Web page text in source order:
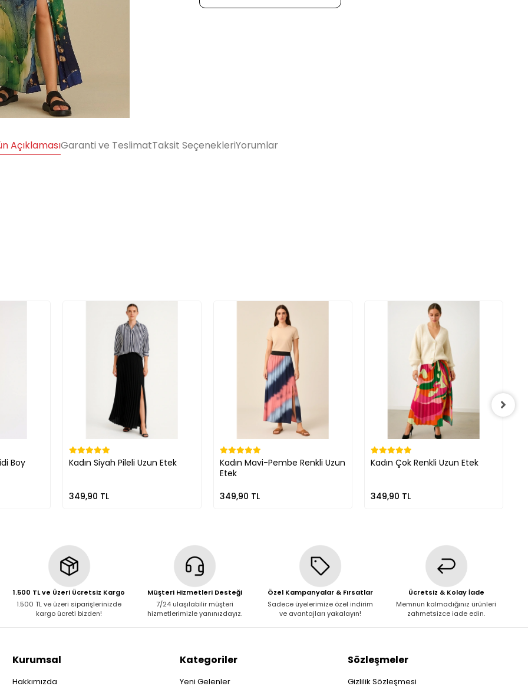
AçıklamasıGaranti ve TeslimatTaksit SeçenekleriYorumlar
Boy Kadın Siyah Pileli Uzun Etek
349,90 TL
Kadın Mavi-Pembe Renkli Uzun
Etek
349,90 TL
Kadın Çok Renkli Uzun Etek
349,90 TL
1.500 TL ve Üzeri Ücretsiz Kargo
1.500 TL ve üzeri siparişlerinizde
kargo ücreti bizden!
Müşteri Hizmetleri Desteği
7/24 ulaşılabilir müşteri
hizmetlerimizle yanınızdayız.
Özel Kampanyalar & Fırsatlar
Sadece üyelerimize özel indirim
ve avantajları yakalayın!
Ücretsiz & Kolay İade
Memnun kalmadığınız ürünleri
zahmetsizce iade edin.
Kurumsal
Hakkımızda
Kategoriler
Yeni Gelenler
Sözleşmeler
Gizlilik Sözleşmesi